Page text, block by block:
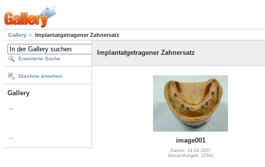
Gallery Implantatgetragener Zahnersatz
Erweiterte Suche
Diashow ansehen
Gallery
Implantatgetragener Zahnersatz
image001
Datum: 24.04.2007
Betrachtungen: 15341